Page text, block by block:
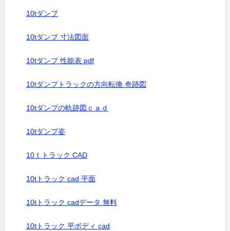
10tダンプ
10tダンプ 寸法図面
10tダンプ 性能表 pdf
10tダンプトラックの方向転換 奇跡図
10tダンプの軌跡図ｃａｄ
10tダンプ姿
10ｔトラック CAD
10tトラック cad 平面
10tトラック cadデータ 無料
10tトラック 平ボディ cad